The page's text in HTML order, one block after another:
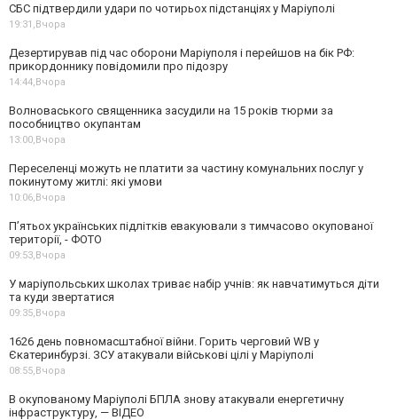
СБС підтвердили удари по чотирьох підстанціях у Маріуполі
19:31,Вчора
Дезертирував під час оборони Маріуполя і перейшов на бік РФ:
прикордоннику повідомили про підозру
14:44,Вчора
Волноваського священника засудили на 15 років тюрми за
пособництво окупантам
13:00,Вчора
Переселенці можуть не платити за частину комунальних послуг у
покинутому житлі: які умови
10:06,Вчора
П’ятьох українських підлітків евакуювали з тимчасово окупованої
території, - ФОТО
09:53,Вчора
У маріупольських школах триває набір учнів: як навчатимуться діти
та куди звертатися
09:35,Вчора
1626 день повномасштабної війни. Горить черговий WB у
Єкатеринбурзі. ЗСУ атакували військові цілі у Маріуполі
08:55,Вчора
В окупованому Маріуполі БПЛА знову атакували енергетичну
інфраструктуру, — ВІДЕО